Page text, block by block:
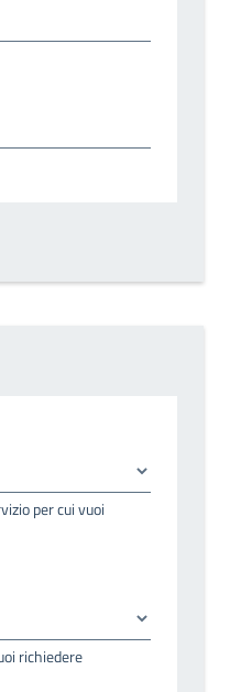
per cui vuoi
richiedere